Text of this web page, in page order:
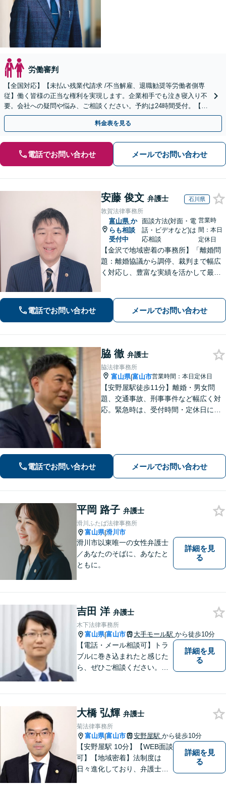
労働審判
【全国対応】【未払い残業代請求 /不当解雇、退職勧奨等労働者側専
従】働く皆様の正当な権利を実現します。企業相手でも泣き寝入り不
要。会社への疑問や悩み、ご相談ください。予約は24時間受付。【初
回面談無料】【夜間・休日対応可】
料金表を見る
電話でお問い合わせ メールでお問い合わせ
安藤 俊文 弁護士 石川県
敦賀法律事務所
富山県 か
らも相談
受付中
面談方法(対面・電
話・ビデオなど)は
応相談
営業時
間：本日
定休日
【金沢で地域密着の事務所】「離婚問
題：離婚協議から調停、裁判まで幅広
く対応し、豊富な実績を活かして最適
ることで賠償金の大幅な増額が実現で
きるケースあり」【休日・夜間相談
電話でお問い合わせ メールでお問い合わせ
脇 徹 弁護士
脇法律事務所
富山県|富山市営業時間：本日定休日
【安野屋駅徒歩11分】離婚・男女問
題、交通事故、刑事事件など幅広く対
応。緊急時は、受付時間・定休日に関
相談可】
電話でお問い合わせ メールでお問い合わせ
平岡 路子 弁護士
滑川ふたば法律事務所
富山県|滑川市
滑川市以東唯一の女性弁護士
／あなたのそばに、あなたと
ともに。
詳細を見
る
吉田 洋 弁護士
木下法律事務所
富山県|富山市 大手モール駅 から徒歩10分
【電話・メール相談可】トラ
ブルに巻き込まれたと感じた
ら、ぜひご相談ください。離
を解決するため、迅速かつ丁
寧にサポートいたします。
【夜間対応可能】
詳細を見
る
大橋 弘輝 弁護士
菊法律事務所
富山県|富山市 安野屋駅 から徒歩10分
【安野屋駅 10分】【WEB面談
可】【地域密着】法制度は
日々進化しており、弁護士に
詳細を見
る